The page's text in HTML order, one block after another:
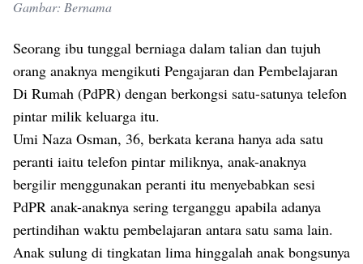
Gambar: Bernama
Seorang ibu tunggal berniaga dalam talian dan tujuh
orang anaknya mengikuti Pengajaran dan Pembelajaran
Di Rumah (PdPR) dengan berkongsi satu-satunya telefon
pintar milik keluarga itu.
Umi Naza Osman, 36, berkata kerana hanya ada satu
peranti iaitu telefon pintar miliknya, anak-anaknya
bergilir menggunakan peranti itu menyebabkan sesi
PdPR anak-anaknya sering terganggu apabila adanya
pertindihan waktu pembelajaran antara satu sama lain.
Anak sulung di tingkatan lima hinggalah anak bongsunya